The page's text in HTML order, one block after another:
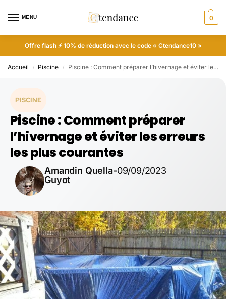
MENU 0
Offre flash ⚡ 10% de réduction avec le code « Ctendance10 »
Accueil / Piscine / Piscine : Comment préparer l’hivernage et éviter les erreurs les plus courantes
PISCINE
Piscine : Comment préparer
l’hivernage et éviter les erreurs
les plus courantes
Amandin Quella-
Guyot
09/09/2023